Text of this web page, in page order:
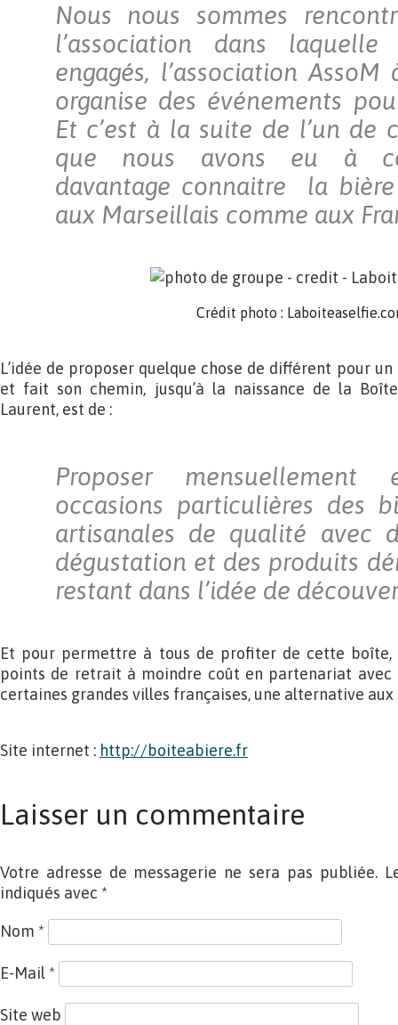
Nous nous sommes
l’association dans laquelle
engagés, l’association
organise des événements
Et c’est à la suite de l’un de
que nous avons eu à
davantage connaitre la
aux Marseillais comme aux
Crédit photo :
L’idée de proposer quelque chose de différent pour
et fait son chemin, jusqu’à la naissance de la
Laurent, est de :
Proposer
occasions particulières des
artisanales de qualité avec
dégustation et des produits
restant dans l’idée de
Et pour permettre à tous de profiter de cette boîte,
points de retrait à moindre coût en partenariat avec
certaines grandes villes françaises, une alternative aux
Site internet : http://boiteabiere.fr
Laisser un commentaire
Votre adresse de messagerie ne sera pas publiée.
indiqués avec *
Nom *
E-Mail *
Site web